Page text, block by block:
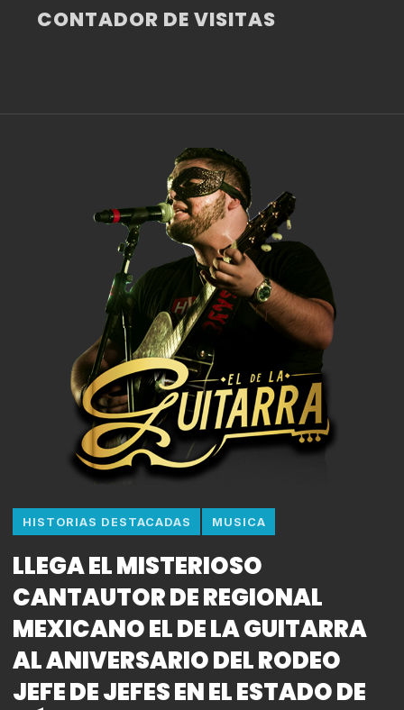
CONTADOR DE VISITAS
HISTORIAS DESTACADAS MUSICA
LLEGA EL MISTERIOSO
CANTAUTOR DE REGIONAL
MEXICANO EL DE LA GUITARRA
AL ANIVERSARIO DEL RODEO
JEFE DE JEFES EN EL ESTADO DE